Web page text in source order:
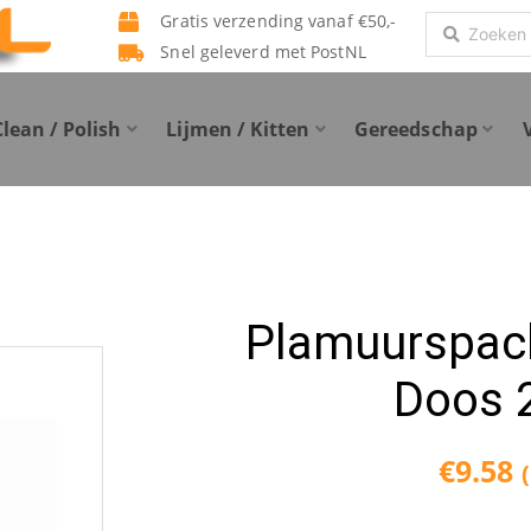
Gratis verzending vanaf €50,-
Snel geleverd met PostNL
Search
...
/ Polish Lijmen / Kitten Gereedschap
Doos
€9.58